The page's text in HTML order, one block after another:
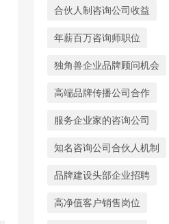
合伙人制咨询公司收益
年薪百万咨询师职位
独角兽企业品牌顾问机会
高端品牌传播公司合作
服务企业家的咨询公司
知名咨询公司合伙人机制
品牌建设头部企业招聘
高净值客户销售岗位